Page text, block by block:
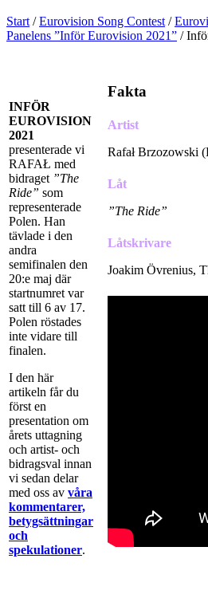
Start / Eurovision Song Contest /
Panelens ”Inför Eurovision 2021” /
INFÖR
EUROVISION
2021
presenterade vi
RAFAŁ med
bidraget ”The
Ride” som
representerade
Polen. Han
tävlade i den
andra
semifinalen den
20:e maj där
startnumret var
satt till 6 av 17.
Polen röstades
inte vidare till
finalen.
I den här
artikeln får du
först en
presentation om
årets uttagning
och artist- och
bidragsval innan
vi sedan delar
med oss av våra
kommentarer,
betygsättningar
och
spekulationer.
Fakta
Artist
Rafał Brzozowski
Låt
”The Ride”
Låtskrivare
Joakim Övrenius,